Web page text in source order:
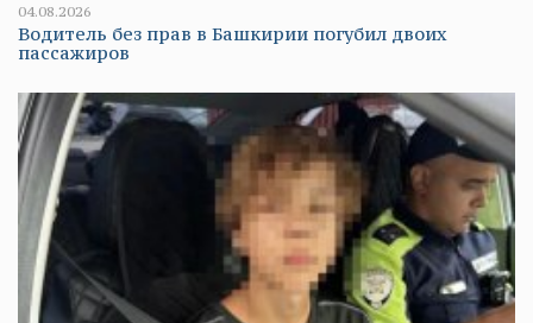
04.08.2026
Водитель без прав в Башкирии погубил двоих
пассажиров